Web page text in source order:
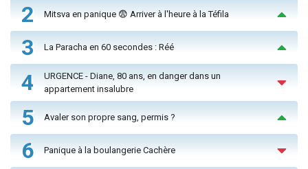
2 Mitsva en panique 😨 Arriver à l'heure à la Téfila
3 La Paracha en 60 secondes : Réé
4
URGENCE - Diane, 80 ans, en danger dans un
appartement insalubre
5 Avaler son propre sang, permis ?
6 Panique à la boulangerie Cachère